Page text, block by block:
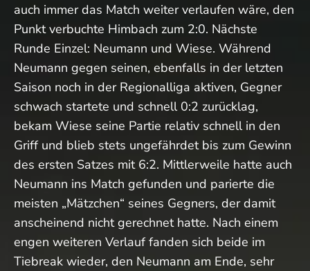
auch immer das Match weiter verlaufen wäre, den
Punkt verbuchte Himbach zum 2:0. Nächste
Runde Einzel: Neumann und Wiese. Während
Neumann gegen seinen, ebenfalls in der letzten
Saison noch in der Regionalliga aktiven, Gegner
schwach startete und schnell 0:2 zurücklag,
bekam Wiese seine Partie relativ schnell in den
Griff und blieb stets ungefährdet bis zum Gewinn
des ersten Satzes mit 6:2. Mittlerweile hatte auch
Neumann ins Match gefunden und parierte die
meisten „Mätzchen“ seines Gegners, der damit
anscheinend nicht gerechnet hatte. Nach einem
engen weiteren Verlauf fanden sich beide im
Tiebreak wieder, den Neumann am Ende, sehr